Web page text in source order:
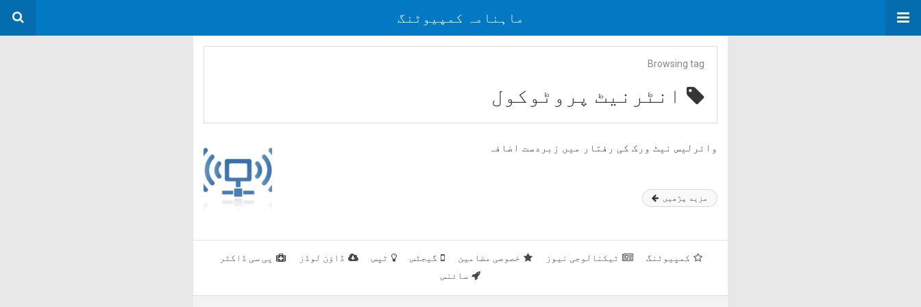
ماہنامہ کمپیوٹنگ
Browsing tag
انٹرنیٹ پروٹوکول
وائرلیس نیٹ ورک کی رفتار میں زبردست اضافہ
مزید پڑھیں
کمپیوٹنگ ٹیکنالوجی نیوز خصوصی مضامین گیجٹس ٹپس ڈاؤن لوڈز
پی سی ڈاکٹر
سائنس